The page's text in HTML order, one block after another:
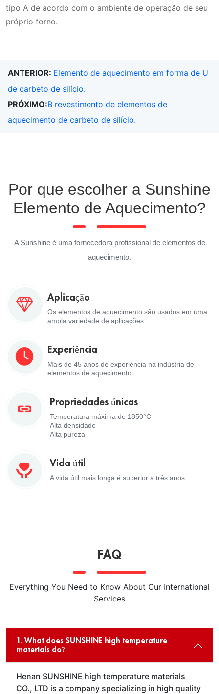
tipo A de acordo com o ambiente de operação de seu
próprio forno.
ANTERIOR: Elemento de aquecimento em forma de U
de carbeto de silício.
PRÓXIMO:B revestimento de elementos de
aquecimento de carbeto de silício.
Por que escolher a Sunshine
Elemento de Aquecimento?
A Sunshine é uma fornecedora profissional de elementos de
aquecimento.
Aplicação
Os elementos de aquecimento são usados em uma
ampla variedade de aplicações.
Experiência
Mais de 45 anos de experiência na indústria de
elementos de aquecimento.
Propriedades únicas
Temperatura máxima de 1850°C
Alta densidade
Alta pureza
Vida útil
A vida útil mais longa é superior a três anos.
FAQ
Everything You Need to Know About Our International
Services
1. What does SUNSHINE high temperature
materials do?
Henan SUNSHINE high temperature materials
CO., LTD is a company specializing in high quality